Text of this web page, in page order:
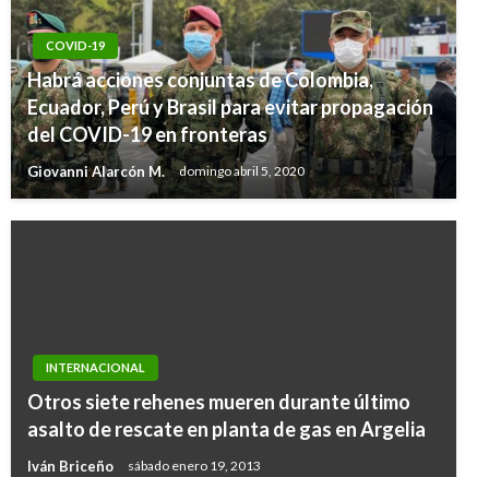
COVID-19
Habrá acciones conjuntas de Colombia,
Ecuador, Perú y Brasil para evitar propagación
del COVID-19 en fronteras
Giovanni Alarcón M. domingo abril 5, 2020
INTERNACIONAL
Otros siete rehenes mueren durante último
asalto de rescate en planta de gas en Argelia
Iván Briceño sábado enero 19, 2013